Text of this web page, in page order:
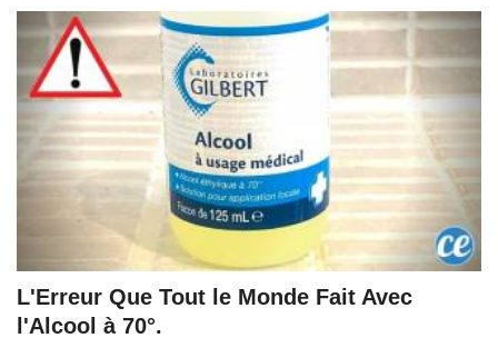
L'Erreur Que Tout le Monde Fait Avec
l'Alcool à 70°.